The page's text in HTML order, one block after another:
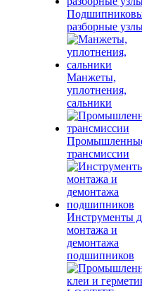
разборные
Манжеты,
уплотнения,
сальники
трансмиссии
Инструменты
монтажа и
демонтажа
подшипников